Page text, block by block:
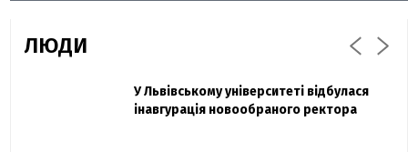
ЛЮДИ
Павло Дак
«Час не лікує, лише притуплює біль»:
Захисник "Азовсталі" Діанов вдруге
одружився та показав фото з весілля
У Львівському університеті відбулася
інавгурація новообраного ректора